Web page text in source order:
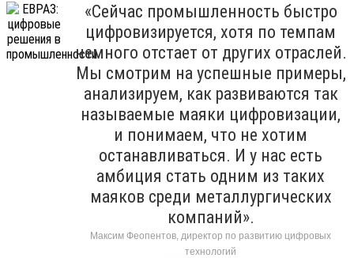
«Сейчас промышленность быстро
цифровизируется, хотя по темпам
немного отстает от других отраслей.
Мы смотрим на успешные примеры,
анализируем, как развиваются так
называемые маяки цифровизации,
и понимаем, что не хотим
останавливаться. И у нас есть
амбиция стать одним из таких
маяков среди металлургических
компаний».
Максим Феопентов, директор по развитию цифровых
технологий